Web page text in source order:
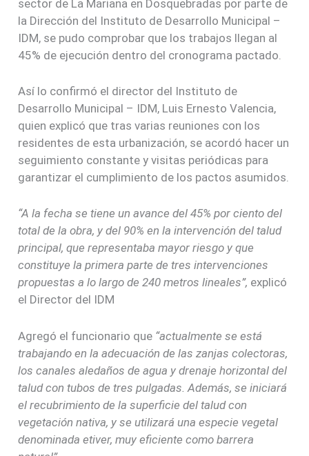
sector de La Mariana en Dosquebradas por parte de
la Dirección del Instituto de Desarrollo Municipal –
IDM, se pudo comprobar que los trabajos llegan al
45% de ejecución dentro del cronograma pactado.
Así lo confirmó el director del Instituto de
Desarrollo Municipal – IDM, Luis Ernesto Valencia,
quien explicó que tras varias reuniones con los
residentes de esta urbanización, se acordó hacer un
seguimiento constante y visitas periódicas para
garantizar el cumplimiento de los pactos asumidos.
“A la fecha se tiene un avance del 45% por ciento del
total de la obra, y del 90% en la intervención del talud
principal, que representaba mayor riesgo y que
constituye la primera parte de tres intervenciones
propuestas a lo largo de 240 metros lineales”, explicó
el Director del IDM
Agregó el funcionario que “actualmente se está
trabajando en la adecuación de las zanjas colectoras,
los canales aledaños de agua y drenaje horizontal del
talud con tubos de tres pulgadas. Además, se iniciará
el recubrimiento de la superficie del talud con
vegetación nativa, y se utilizará una especie vegetal
denominada etiver, muy eficiente como barrera